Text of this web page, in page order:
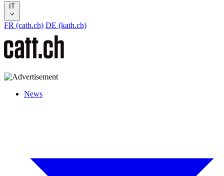
IT
FR (cath.ch) DE (kath.ch)
News